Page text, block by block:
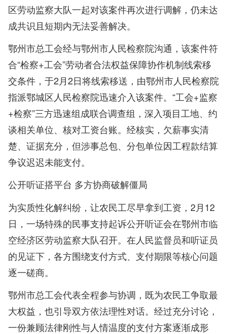
区劳动监察大队一起对该案件再次进行调解，仍未达
成共识且短期内无法妥善解决。
鄂州市总工会经与鄂州市人民检察院沟通，该案件符
合“检察+工会”劳动者合法权益保障协作机制线索移
交条件，于2月2日将线索移送，由鄂州市人民检察院
指派鄂城区人民检察院迅速介入该案件。“工会+监察
+检察”三方迅速组成联合调查组，深入项目工地、约
谈相关单位、核对工资台账。经核实，欠薪事实清
楚、证据充分，但涉事总包、分包单位因工程款结算
争议迟迟未能支付。
公开听证搭平台 多方协商破解僵局
为实质性化解纠纷，让农民工尽早拿到工资，2月12
日，一场特殊的民事支持起诉公开听证会在鄂州市临
空经济区劳动监察大队召开。在人民监督员和听证员
的见证下，各方围绕支付方式、支付期限等核心问题
逐一磋商。
鄂州市总工会代表全程参与协调，既为农民工争取最
大权益，也引导双方依法理性对话。经过充分讨论，
一份兼顾法律刚性与人情温度的支付方案逐渐成形